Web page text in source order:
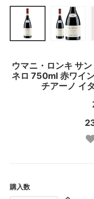
ウマニ・ロンキ サ
ネロ 750ml 赤ワイ
チアーノ イ
購入数